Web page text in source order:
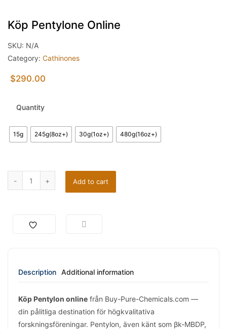
Köp Pentylone Online
SKU: N/A
Category: Cathinones
$290.00
Quantity
15g 245g(8oz+) 30g(1oz+) 480g(16oz+)
Add to cart
Description Additional information
Köp Pentylon online från Buy-Pure-Chemicals.com —
din pålitliga destination för högkvalitativa
forskningsföreningar. Pentylon, även känt som βk-MBDP,